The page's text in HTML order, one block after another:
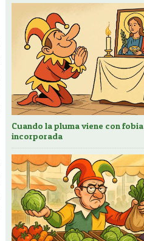
Cuando la pluma viene con fobia
incorporada